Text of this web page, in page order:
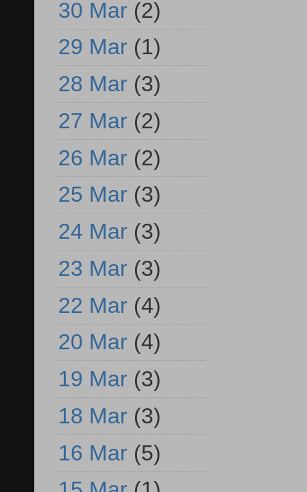
30 Mar (2)
29 Mar (1)
28 Mar (3)
27 Mar (2)
26 Mar (2)
25 Mar (3)
24 Mar (3)
23 Mar (3)
22 Mar (4)
20 Mar (4)
19 Mar (3)
18 Mar (3)
16 Mar (5)